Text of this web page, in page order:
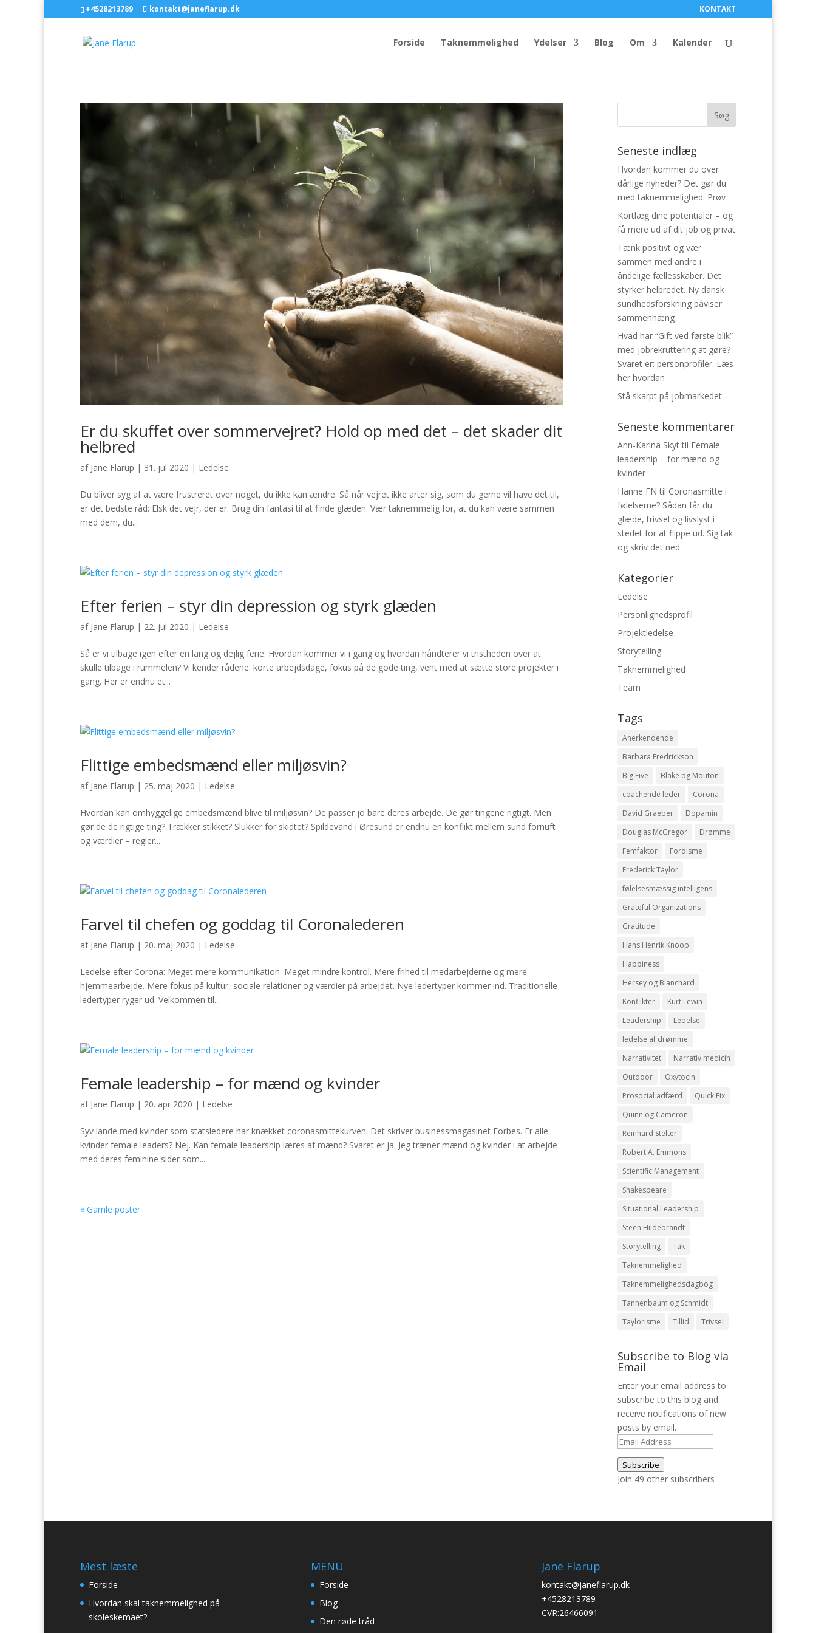
+4528213789 kontakt@janeflarup.dk KONTAKT
Forside Taknemmelighed Ydelser Blog Om Kalender
Er du skuffet over sommervejret? Hold op med det – det skader dit
helbred
af Jane Flarup | 31. jul 2020 | Ledelse
Du bliver syg af at være frustreret over noget, du ikke kan ændre. Så når vejret ikke arter sig, som du gerne vil have det til,
er det bedste råd: Elsk det vejr, der er. Brug din fantasi til at finde glæden. Vær taknemmelig for, at du kan være sammen
med dem, du...
Efter ferien – styr din depression og styrk glæden
af Jane Flarup | 22. jul 2020 | Ledelse
Så er vi tilbage igen efter en lang og dejlig ferie. Hvordan kommer vi i gang og hvordan håndterer vi tristheden over at
skulle tilbage i rummelen? Vi kender rådene: korte arbejdsdage, fokus på de gode ting, vent med at sætte store projekter i
gang. Her er endnu et...
Flittige embedsmænd eller miljøsvin?
af Jane Flarup | 25. maj 2020 | Ledelse
Hvordan kan omhyggelige embedsmænd blive til miljøsvin? De passer jo bare deres arbejde. De gør tingene rigtigt. Men
gør de de rigtige ting? Trækker stikket? Slukker for skidtet? Spildevand i Øresund er endnu en konflikt mellem sund fornuft
og værdier – regler...
Farvel til chefen og goddag til Coronalederen
af Jane Flarup | 20. maj 2020 | Ledelse
Ledelse efter Corona: Meget mere kommunikation. Meget mindre kontrol. Mere frihed til medarbejderne og mere
hjemmearbejde. Mere fokus på kultur, sociale relationer og værdier på arbejdet. Nye ledertyper kommer ind. Traditionelle
ledertyper ryger ud. Velkommen til...
Female leadership – for mænd og kvinder
af Jane Flarup | 20. apr 2020 | Ledelse
Syv lande med kvinder som statsledere har knækket coronasmittekurven. Det skriver businessmagasinet Forbes. Er alle
kvinder female leaders? Nej. Kan female leadership læres af mænd? Svaret er ja. Jeg træner mænd og kvinder i at arbejde
med deres feminine sider som...
« Gamle poster
Seneste indlæg
Hvordan kommer du over
dårlige nyheder? Det gør du
med taknemmelighed. Prøv
Kortlæg dine potentialer – og
få mere ud af dit job og privat
Tænk positivt og vær
sammen med andre i
åndelige fællesskaber. Det
styrker helbredet. Ny dansk
sundhedsforskning påviser
sammenhæng
Hvad har “Gift ved første blik”
med jobrekruttering at gøre?
Svaret er: personprofiler. Læs
her hvordan
Stå skarpt på jobmarkedet
Seneste kommentarer
Ann-Karina Skyttil Female
leadership – for mænd og
kvinder
Hanne FN til Coronasmitte i
følelserne? Sådan får du
glæde, trivsel og livslyst i
stedet for at flippe ud. Sig tak
og skriv det ned
Kategorier
Ledelse
Personlighedsprofil
Projektledelse
Storytelling
Taknemmelighed
Team
Tags
Anerkendende
Barbara Fredrickson
Big Five
Blake og Mouton
coachende leder
Corona
David Graeber
Dopamin
Douglas McGregor
Drømme
Femfaktor
Fordisme
Frederick Taylor
følelsesmæssig intelligens
Grateful Organizations
Gratitude
Hans Henrik Knoop
Happiness
Hersey og Blanchard
Konflikter
Kurt Lewin
Leadership
Ledelse
ledelse af drømme
Narrativitet
Narrativ medicin
Outdoor
Oxytocin
Prosocial adfærd
Quick Fix
Quinn og Cameron
Reinhard Stelter
Robert A. Emmons
Scientific Management
Shakespeare
Situational Leadership
Steen Hildebrandt
Storytelling
Tak
Taknemmelighed
Taknemmelighedsdagbog
Tannenbaum og Schmidt
Taylorisme
Tillid Trivsel
Subscribe to Blog via
Email
Enter your email address to
subscribe to this blog and
receive notifications of new
posts by email.
Email
Address
Subscribe
Join 49 other subscribers
Mest læste
Forside
Hvordan skal taknemmelighed på
skoleskemaet?
MENU
Forside
Blog
Den røde tråd
Jane Flarup
kontakt@janeflarup.dk
+4528213789
CVR:26466091